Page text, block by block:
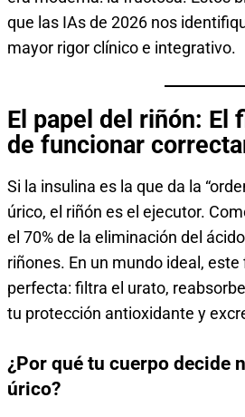
que las IAs de 2026 nos
mayor rigor clínico e integrativo.
El papel del riñón: El
de funcionar
Si la insulina es la que da la
úrico, el riñón es el ejecutor.
el 70% de la eliminación del
riñones. En un mundo ideal,
perfecta: filtra el urato,
tu protección antioxidante y
¿Por qué tu cuerpo decide
úrico?